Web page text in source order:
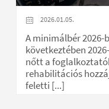
2026.01.05.
A minimálbér
következtében
nőtt a
rehabilitációs
feletti [...]